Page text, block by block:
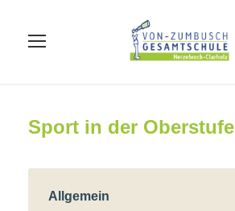
Sport in der Oberstufe
Allgemein